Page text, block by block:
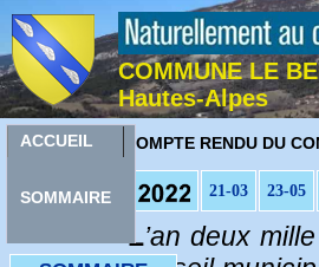
COMMUNE LE
Hautes-Alpes
ACCUEIL
SOMMAIRE
OMPTE RENDU DU
21-03 23-05
L’an deux